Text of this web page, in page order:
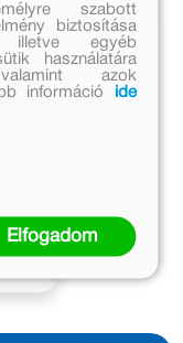
nem talált
szabott
biztosítása
illetve egyéb
használatára
azok
információ
ide
Elfogadom